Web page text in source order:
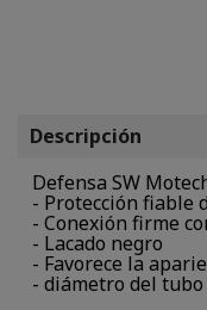
Descripción
Defensa SW
- Protección fiable
- Conexión firme
- Lacado negro
- Favorece la
- diámetro del tubo